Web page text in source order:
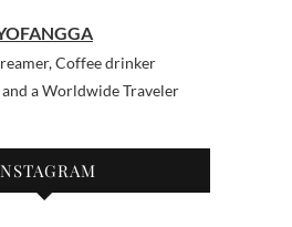
Coffee drinker
and a Worldwide Traveler